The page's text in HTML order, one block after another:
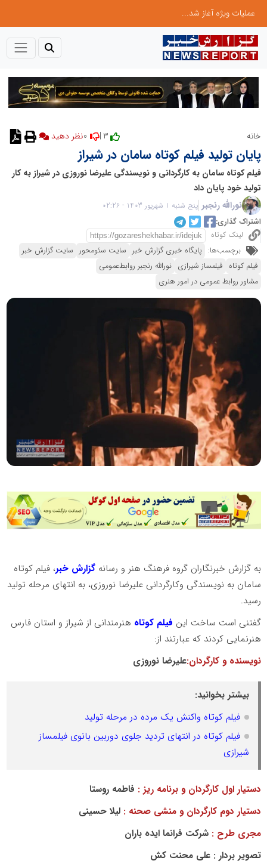
عملیات ویژه آغاز شد...
خانه 3 | نظر دهید
پایان تولید فیلم کوتاه سامان در شیراز
فیلم کوتاه سامان به کارگردانی و نویسندگی علیرضا نوروزی در شیراز به کار
تولید خود پایان داد
نورالله رنجبر پنج شنبه 1 شهریور 1403 - 02:26
اشتراک گذاری:
لینک کوتاه
برچسب‌ها: پایگاه خبری گزارش خبر سایت سئومحور سایت گزارش خبر
فیلم کوتاه فیلمساز شیرازی نورالله رنجبر روابط‌عمومی
مشاور روابط عمومی در امور هنری
به گزارش خبرنگاران گروه فرهنگ هنر و رسانه گزارش خبر، فیلم کوتاه
سامان به نویسندگی وکارگردانی علیرضا نوروزی، به انتهای مرحله تولید
رسید.
گفتنی است ساخت این فیلم کوتاه هنرمندانی از شیراز و استان فارس
هنرنمایی کردند که عبارتند از:
نویسنده و کارگردان:علیرضا نوروزی
بیشتر بخوانید:
فیلم کوتاه واکنش یک مرده در مرحله تولید
فیلم کوتاه در انتهای تردید جلوی دوربین بانوی فیلمساز
شیرازی
دستیار اول کارگردان و برنامه ریز : فاطمه روستا
دستیار دوم کارگردان و منشی صحنه : لیلا حسینی
مجری طرح :شرکت فرانما ایده باران
تصویر بردار : علی محنت کش